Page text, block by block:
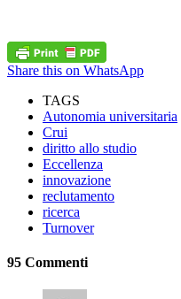
Share this on WhatsApp
TAGS
Autonomia universitaria
Crui
diritto allo studio
Eccellenza
innovazione
reclutamento
ricerca
Turnover
95 Commenti